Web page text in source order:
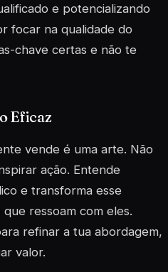
e potencializando
focar na qualidade do
chave certas e não te
Eficaz
vende é uma arte. Não
ação. Entende
e transforma esse
ressoam com eles.
refinar a tua abordagem,
valor.